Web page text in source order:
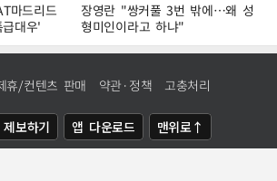
마드리드
대우'
장영란 "쌍커풀 3번 밖에…왜 성
형미인이라고 하냐"
휴/컨텐츠 판매 약관·정책 고충처리
제보하기 앱 다운로드 맨위로↑